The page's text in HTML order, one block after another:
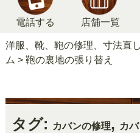
電話する 店舗一覧
洋服、靴、鞄の修理、寸法直
ム > 鞄の裏地の張り替え
タグ: カバンの修理, カ